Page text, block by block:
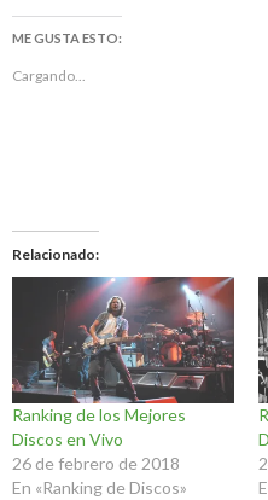
ME GUSTA ESTO:
Cargando...
Relacionado
Ranking de los Mejores
Discos en Vivo
26 de febrero de 2018
En «Ranking de Discos»